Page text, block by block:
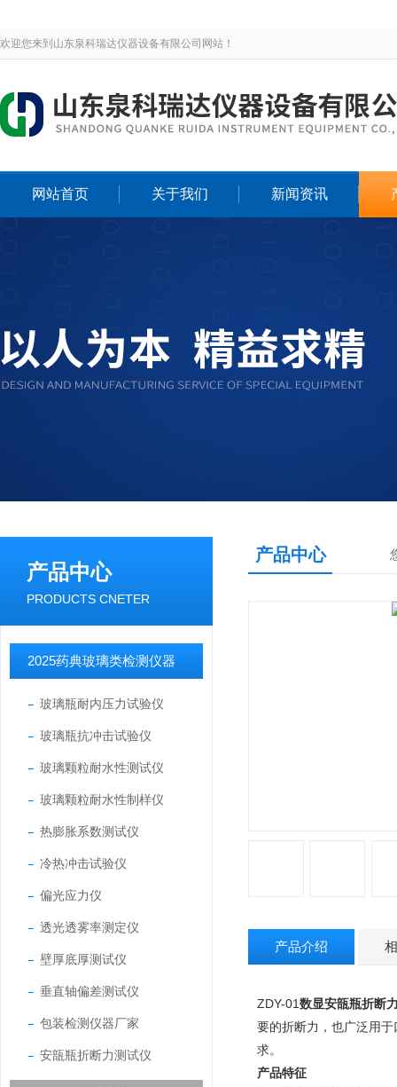
欢迎您来到山东泉科瑞达仪器设备有限公司网站！
网站首页 关于我们 新闻资讯
产品中心
PRODUCTS CNETER
2025药典玻璃类检测仪器
玻璃瓶耐内压力试验仪
玻璃瓶抗冲击试验仪
玻璃颗粒耐水性测试仪
玻璃颗粒耐水性制样仪
热膨胀系数测试仪
冷热冲击试验仪
偏光应力仪
透光透雾率测定仪
壁厚底厚测试仪
垂直轴偏差测试仪
包装检测仪器厂家
安瓿瓶折断力测试仪
产品中心
产品介绍
ZDY-01数显安瓿瓶折断
要的折断力，也广泛用
求。
产品特征